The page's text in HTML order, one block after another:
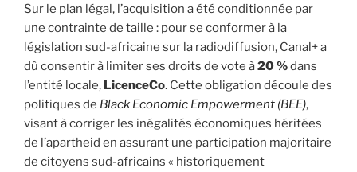
Sur le plan légal, l’acquisition a été conditionnée par
une contrainte de taille : pour se conformer à la
législation sud-africaine sur la radiodiffusion, Canal+ a
dû consentir à limiter ses droits de vote à20 %dans
l’entité locale, LicenceCo. Cette obligation découle des
politiques de Black Economic Empowerment (BEE),
visant à corriger les inégalités économiques héritées
de l’apartheid en assurant une participation majoritaire
de citoyens sud-africains « historiquement